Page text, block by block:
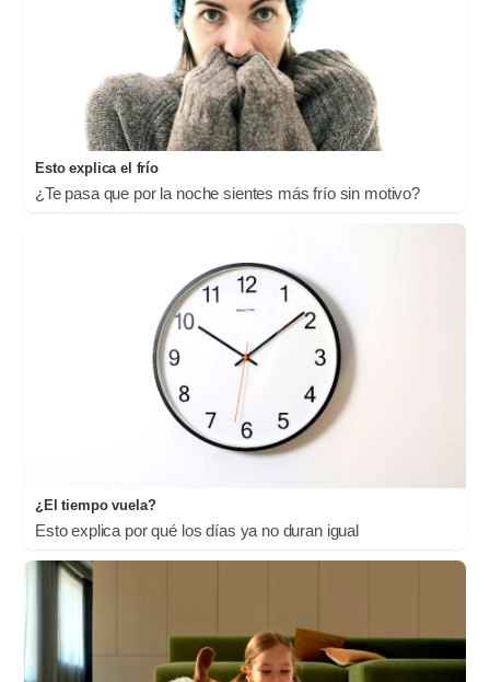
Esto explica el frío
¿Te pasa que por la noche sientes más frío sin motivo?
¿El tiempo vuela?
Esto explica por qué los días ya no duran igual